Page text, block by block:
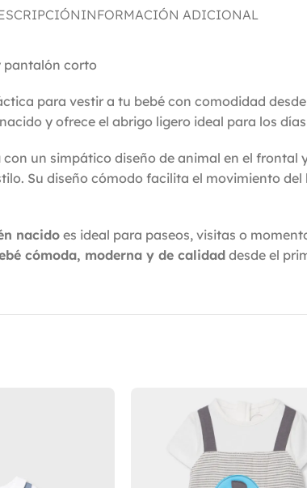
INFORMACIÓN ADICIONAL
pantalón corto
para vestir a tu bebé con comodidad
y ofrece el abrigo ligero ideal para los
con un simpático diseño de animal en el
Su diseño cómodo facilita el movimiento
nacido es ideal para paseos, visitas o
cómoda, moderna y de calidad desde el